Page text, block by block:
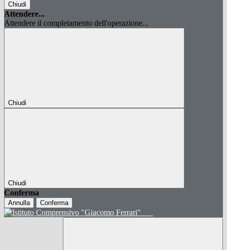
Chiudi
Attendere...
Attendere il completamento dell'operazione...
Chiudi
Chiudi
Conferma
Annulla Conferma